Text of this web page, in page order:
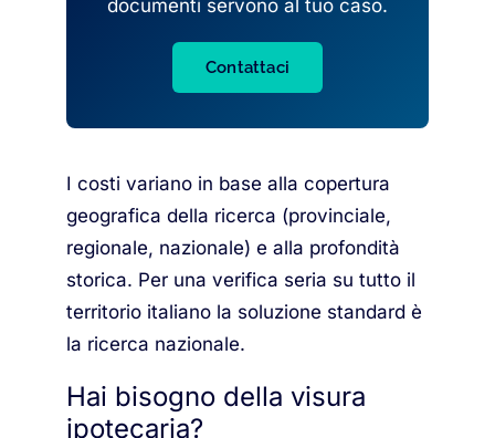
documenti servono al tuo caso.
Contattaci
I costi variano in base alla copertura
geografica della ricerca (provinciale,
regionale, nazionale) e alla profondità
storica. Per una verifica seria su tutto il
territorio italiano la soluzione standard è
la ricerca nazionale.
Hai bisogno della visura
ipotecaria?